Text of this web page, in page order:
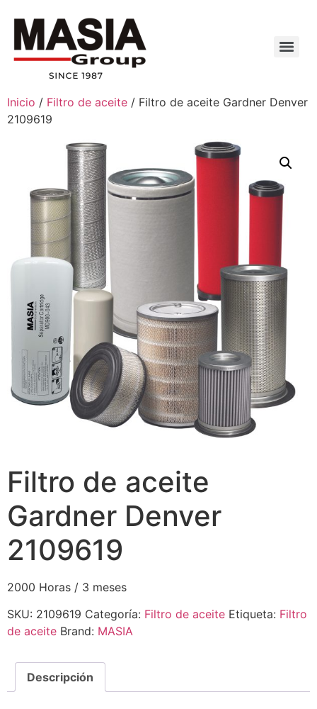
Inicio / Filtro de aceite / Filtro de aceite Gardner Denver
2109619
Filtro de aceite
Gardner Denver
2109619
2000 Horas / 3 meses
SKU: 2109619 Categoría: Filtro de aceite Etiqueta: Filtro
de aceite Brand: MASIA
Descripción